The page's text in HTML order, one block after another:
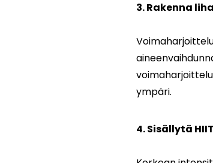
3. Rakenna
ympäri.
4. Sisällytä